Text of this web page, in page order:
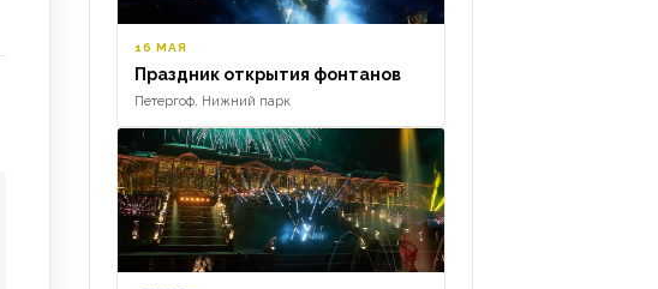
16 МАЯ
Праздник открытия фонтанов
Петергоф, Нижний парк